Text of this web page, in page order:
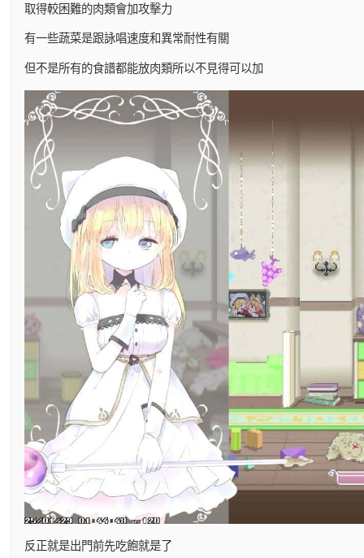
取得較困難的肉類會加攻擊力
有一些蔬菜是跟詠唱速度和異常耐性有關
但不是所有的食譜都能放肉類所以不見得可以加
反正就是出門前先吃飽就是了